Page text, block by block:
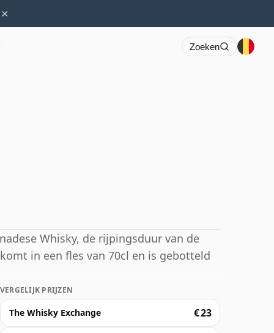
×
Zoeken
Whisky, de rijpingsduur van de
in een fles van 70cl en is gebotteld
VERGELIJK PRIJZEN
The Whisky Exchange € 23